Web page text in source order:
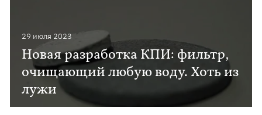
29 июля 2023
Новая разработка КПИ: фильтр,
очищающий любую воду. Хоть из
лужи